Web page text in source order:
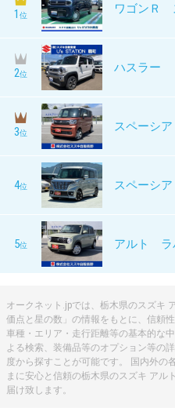
1 位 ワゴンＲ
2位 ハスラー
3位 スペーシア
4位 スペーシ
5位 アルト ラ
オークネット.jpでは、栃木県のスズキ
価点と星の数」の情報をもとに、信頼
車種・エリア・走行距離等の基本的な
よる検索、装備品等のオプション等の
度から探すことが可能です。 国内外の
まに安心と信頼の栃木県のスズキ ア
届け致します。